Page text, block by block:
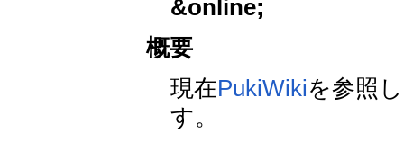
&online;
概要
現在PukiWikiを参照
す。